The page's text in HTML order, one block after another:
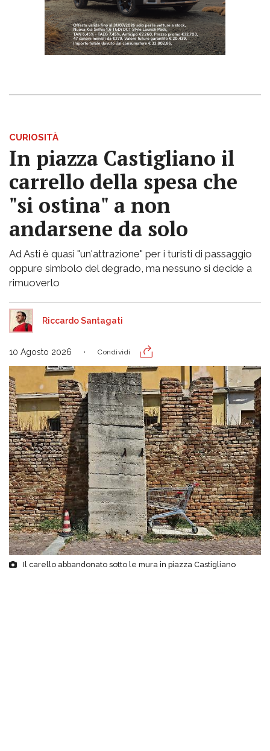
CURIOSITÀ
In piazza Castigliano il
carrello della spesa che
"si ostina" a non
andarsene da solo
Ad Asti è quasi "un'attrazione" per i turisti di passaggio
oppure simbolo del degrado, ma nessuno si decide a
rimuoverlo
Riccardo Santagati
10 Agosto 2026 Condividi
Il carello abbandonato sotto le mura in piazza Castigliano